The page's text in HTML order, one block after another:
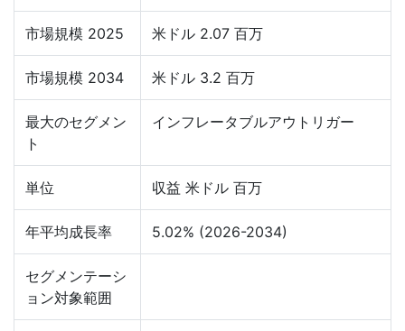
市場規模 2025 米ドル 2.07 百万
市場規模 2034 米ドル 3.2 百万
最大のセグメン
ト
インフレータブルアウトリガー
単位 収益 米ドル 百万
年平均成長率 5.02% (2026-2034)
セグメンテーシ
ョン対象範囲